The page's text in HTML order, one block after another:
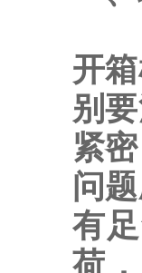
开
别
紧
问
有
荷